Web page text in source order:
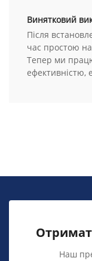
Винятковий
Після
час простою
Тепер ми
ефективністю,
Наш